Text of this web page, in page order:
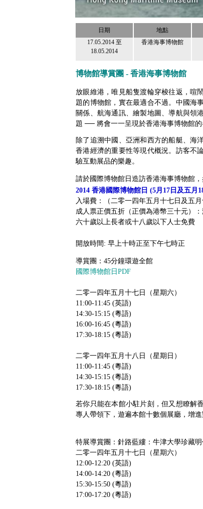
日期
17.05.2014至
18.05.2014
地點
香港海事博物館
博物館導賞團 - 香港海事博物館
放眼維港，唯見船隻渡輪穿梭往返，喧
題的博物館，實在最適合不過。中國海
關係、航海通訊、繪製地圖、導航與領
題 ── 將會一一呈現於香港海事博物館的
除了追溯中國、亞洲和西方的船艇、海
香港經濟的重要性等現代概況。訪客不
驗互動展品的樂趣。
請於國際博物館日造訪香港海事博物館，
2014 香港國際博物館日 (5月17日及五月
入場費：（二零一四年五月十七日及五月
成人票正價五折（正價為港幣三十元）
六十歲以上長者或十八歲以下人士免費
開放時間: 早上十時正至下午七時正
導賞團：45分鐘環遊全館
國際博物館日PDF
二零一四年五月十七日（星期六）
11:00-11:45 (英語)
14:30-15:15 (粵語)
16:00-16:45 (粵語)
17:30-18:15 (粵語)
二零一四年五月十八日（星期日）
11:00-11:45 (粵語)
14:30-15:15 (粵語)
17:30-18:15 (粵語)
若你只能在本館小駐片刻，但又想瞭解
專人帶領下，遊遍本館十數個展廳，增進
特展導賞團：針路藍縷：牛津大學珍藏
二零一四年五月十七日（星期六）
12:00-12:20 (英語)
14:00-14:20 (粵語)
15:30-15:50 (粵語)
17:00-17:20 (粵語)